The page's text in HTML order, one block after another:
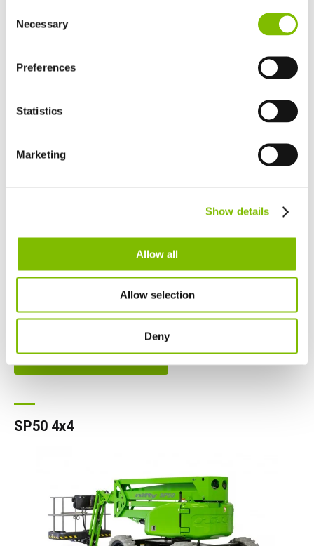
Selection
Necessary
Preferences
Statistics
Marketing
Show details
Allow all
Allow selection
Deny
SP50E
31ft
Peso mínimo|10960lbs
VER PRODUCTO
SP50 4x4
Estados Unidos de América
Francia
Deutsch
Español